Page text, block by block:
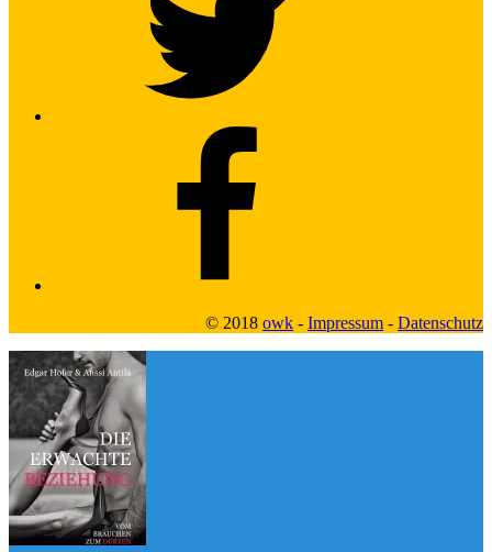
© 2018 owk - Impressum - Datenschutz